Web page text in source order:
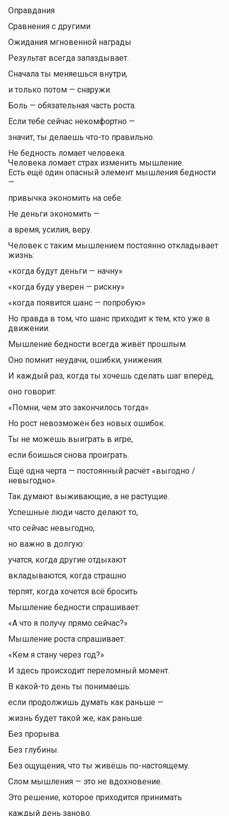
Оправдания
Сравнения с другими
Ожидания мгновенной награды
Результат всегда запаздывает.
Сначала ты меняешься внутри,
и только потом — снаружи.
Боль — обязательная часть роста.
Если тебе сейчас некомфортно —
значит, ты делаешь что-то правильно.
Не бедность ломает человека.
Человека ломает страх изменить мышление.
Есть ещё один опасный элемент мышления бедности
—
привычка экономить на себе.
Не деньги экономить —
а время, усилия, веру.
Человек с таким мышлением постоянно откладывает
жизнь:
«когда будут деньги — начну»
«когда буду уверен — рискну»
«когда появится шанс — попробую»
Но правда в том, что шанс приходит к тем, кто уже в
движении.
Мышление бедности всегда живёт прошлым.
Оно помнит неудачи, ошибки, унижения.
И каждый раз, когда ты хочешь сделать шаг вперёд,
оно говорит:
«Помни, чем это закончилось тогда».
Но рост невозможен без новых ошибок.
Ты не можешь выиграть в игре,
если боишься снова проиграть.
Ещё одна черта — постоянный расчёт «выгодно /
невыгодно».
Так думают выживающие, а не растущие.
Успешные люди часто делают то,
что сейчас невыгодно,
но важно в долгую:
учатся, когда другие отдыхают
вкладываются, когда страшно
терпят, когда хочется всё бросить
Мышление бедности спрашивает:
«А что я получу прямо сейчас?»
Мышление роста спрашивает:
«Кем я стану через год?»
И здесь происходит переломный момент.
В какой-то день ты понимаешь:
если продолжишь думать как раньше —
жизнь будет такой же, как раньше.
Без прорыва.
Без глубины.
Без ощущения, что ты живёшь по-настоящему.
Слом мышления — это не вдохновение.
Это решение, которое приходится принимать
каждый день заново.